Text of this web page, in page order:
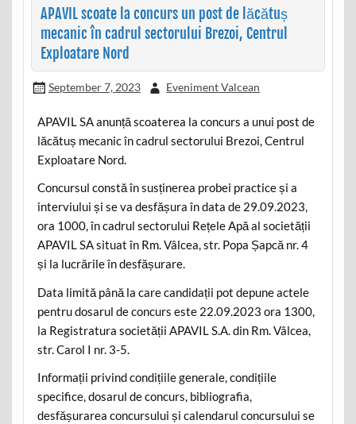
APAVIL scoate la concurs un post de lăcătuș
mecanic în cadrul sectorului Brezoi, Centrul
Exploatare Nord
September 7, 2023 Eveniment Valcean
APAVIL SA anunță scoaterea la concurs a unui post de
lăcătuș mecanic în cadrul sectorului Brezoi, Centrul
Exploatare Nord.
Concursul constă în susținerea probei practice și a
interviului și se va desfășura în data de 29.09.2023,
ora 1000, în cadrul sectorului Rețele Apă al societății
APAVIL SA situat în Rm. Vâlcea, str. Popa Șapcă nr. 4
și la lucrările în desfășurare.
Data limită până la care candidații pot depune actele
pentru dosarul de concurs este 22.09.2023 ora 1300,
la Registratura societății APAVIL S.A. din Rm. Vâlcea,
str. Carol I nr. 3-5.
Informații privind condițiile generale, condițiile
specifice, dosarul de concurs, bibliografia,
desfășurarea concursului și calendarul concursului se